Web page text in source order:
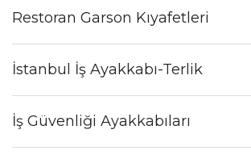
Restoran Garson Kıyafetleri
İstanbul İş Ayakkabı-Terlik
İş Güvenliği Ayakkabıları